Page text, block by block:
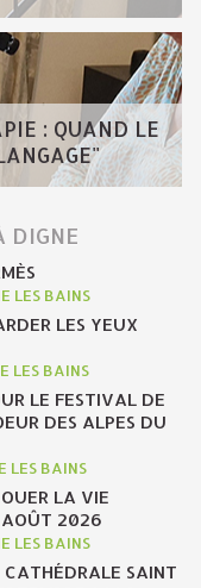
: QUAND LE
DIGNE
LES BAINS
LES YEUX
LES BAINS
LE FESTIVAL DE
DES ALPES DU
LES BAINS
LA VIE
AOÛT 2026
LES BAINS
SAINT